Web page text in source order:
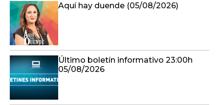
Aquí hay duende (05/08/2026)
Último boletín informativo 23:00h
05/08/2026